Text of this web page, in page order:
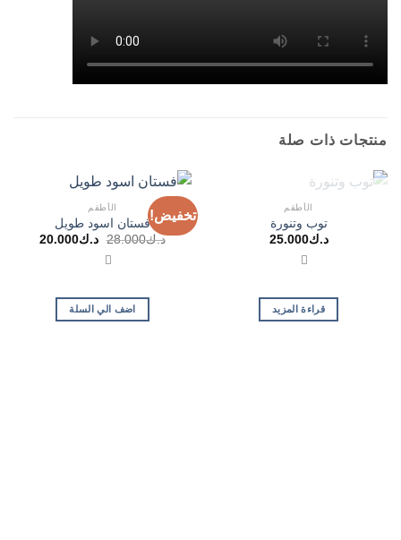
منتجات ذات صلة
غير متوفر في المخزون
الأطقم
توب وتنورة
د.ك25.000
قراءة المزيد
تخفيض!
الأطقم
فستان اسود طويل
د.ك28.000 السعر
د.ك20.000السعر
اضف الي السلة